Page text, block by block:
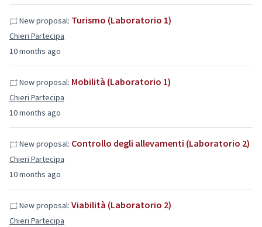
10 months ago
New proposal: Turismo (Laboratorio 1)
Chieri Partecipa
10 months ago
New proposal: Mobilità (Laboratorio 1)
Chieri Partecipa
10 months ago
New proposal: Controllo degli allevamenti (Laboratorio 2)
Chieri Partecipa
New proposal: Viabilità (Laboratorio 2)
Chieri Partecipa